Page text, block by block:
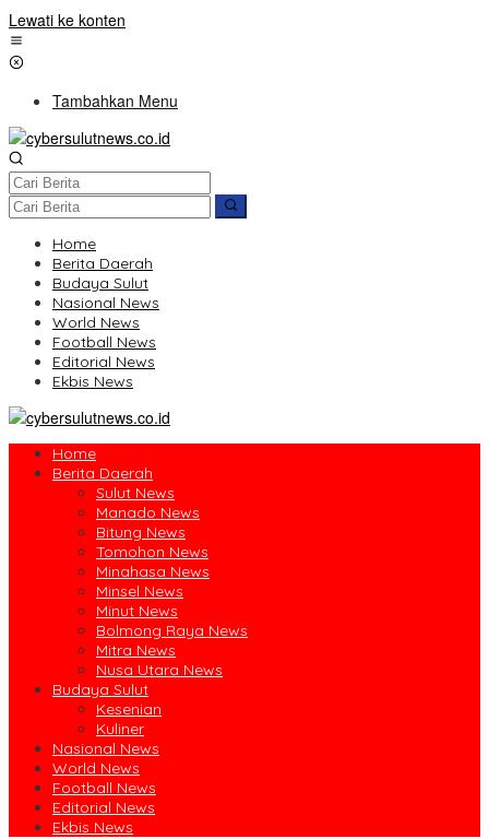
Lewati ke konten
Tambahkan Menu
Home
Berita Daerah
Budaya Sulut
Nasional News
World News
Football News
Editorial News
Ekbis News
Home
Berita Daerah
Sulut News
Manado News
Bitung News
Tomohon News
Minahasa News
Minsel News
Minut News
Bolmong Raya News
Mitra News
Nusa Utara News
Budaya Sulut
Kesenian
Kuliner
Nasional News
World News
Football News
Editorial News
Ekbis News